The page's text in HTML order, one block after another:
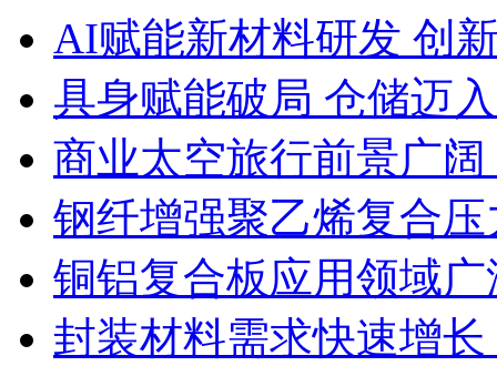
AI赋能新材料研发 创
具身赋能破局 仓储迈
商业太空旅行前景广
钢纤增强聚乙烯复合
铜铝复合板应用领域
封装材料需求快速增